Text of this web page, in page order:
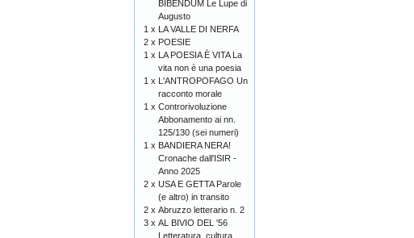
BIBENDUM Le Lupe di
Augusto
1 x LA VALLE DI NERFA
2 x POESIE
1 x LA POESIA È VITA La
vita non è una poesia
1 x L'ANTROPOFAGO Un
racconto morale
1 x Controrivoluzione
Abbonamento ai nn.
125/130 (sei numeri)
1 x BANDIERA NERA!
Cronache dall'ISIR -
Anno 2025
2 x USA E GETTA Parole
(e altro) in transito
2 x Abruzzo letterario n. 2
3 x AL BIVIO DEL '56
Letteratura, cultura,